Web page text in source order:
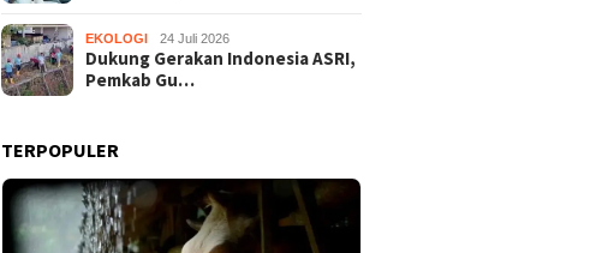
EKOLOGI 24 Juli 2026
Dukung Gerakan Indonesia ASRI,
Pemkab Gu…
TERPOPULER